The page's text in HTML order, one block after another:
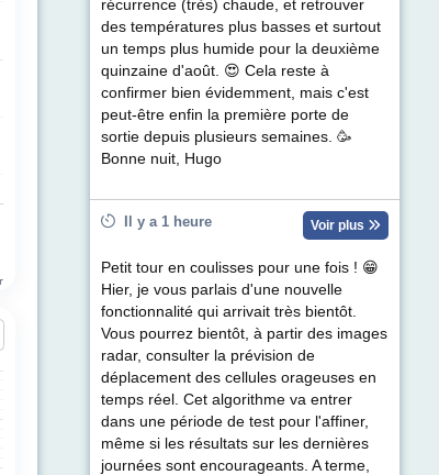
Data ranges from 1 to 43.
récurrence (très) chaude, et retrouver
des températures plus basses et surtout
un temps plus humide pour la deuxième
quinzaine d'août. 😍 Cela reste à
confirmer bien évidemment, mais c'est
peut-être enfin la première porte de
sortie depuis plusieurs semaines. 🥳
Bonne nuit, Hugo
Il y a 1 heure Voir plus
Petit tour en coulisses pour une fois ! 😁
Hier, je vous parlais d'une nouvelle
fonctionnalité qui arrivait très bientôt.
Vous pourrez bientôt, à partir des images
radar, consulter la prévision de
déplacement des cellules orageuses en
temps réel. Cet algorithme va entrer
dans une période de test pour l'affiner,
même si les résultats sur les dernières
journées sont encourageants. A terme,